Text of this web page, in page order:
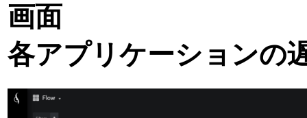
画面
各アプリケーションの